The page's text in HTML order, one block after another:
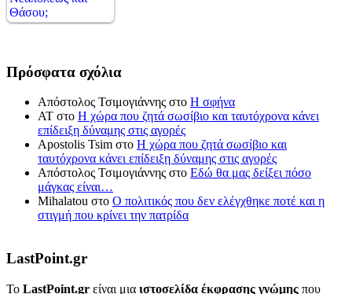
Πρόσφατα σχόλια
Απόστολος Τσιμογιάννης στο Η σφήνα
ΑΤ στο Η χώρα που ζητά σωσίβιο και ταυτόχρονα κάνει
επίδειξη δύναμης στις αγορές
Apostolis Tsim στο Η χώρα που ζητά σωσίβιο και
ταυτόχρονα κάνει επίδειξη δύναμης στις αγορές
Απόστολος Τσιμογιάννης στο Εδώ θα μας δείξει πόσο
μάγκας είναι…
Mihalatou στο Ο πολιτικός που δεν ελέγχθηκε ποτέ και η
στιγμή που κρίνει την πατρίδα
LastPoint.gr
To LastPoint.gr είναι μια ιστοσελίδα έκφρασης γνώμης που